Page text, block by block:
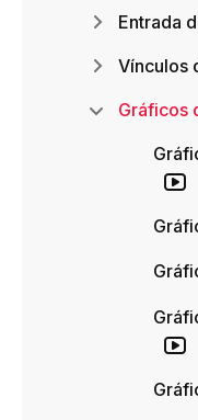
Entrada
Vínculos
Gráficos